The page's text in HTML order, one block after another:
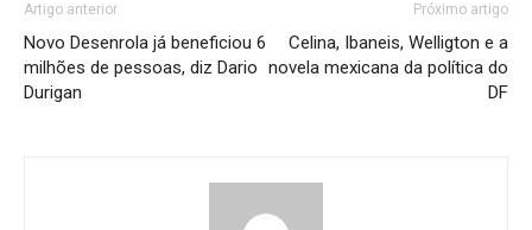
Artigo anterior
Novo Desenrola já beneficiou 6
milhões de pessoas, diz Dario
Durigan
Próximo artigo
Celina, Ibaneis, Welligton e a
novela mexicana da política do
DF